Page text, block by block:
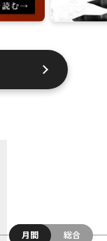
月間
総合